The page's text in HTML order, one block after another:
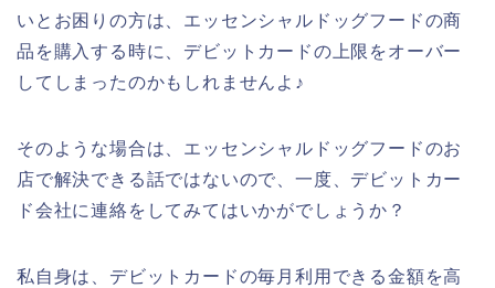
いとお困りの方は、エッセンシャルドッグフードの商
品を購入する時に、デビットカードの上限をオーバー
してしまったのかもしれませんよ♪
そのような場合は、エッセンシャルドッグフードのお
店で解決できる話ではないので、一度、デビットカー
ド会社に連絡をしてみてはいかがでしょうか？
私自身は、デビットカードの毎月利用できる金額を高